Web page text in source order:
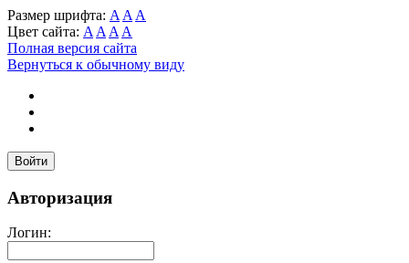
Размер шрифта: A A A
Цвет сайта: A A A A
Полная версия сайта
Вернуться к обычному виду
Войти
Авторизация
Логин: